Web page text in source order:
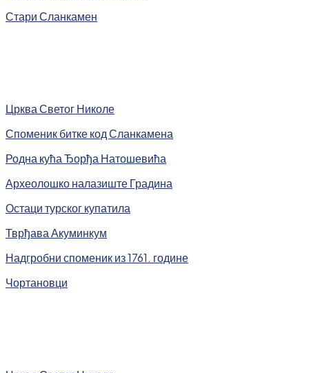
Стари Сланкамен
Црква Светог Николе
Споменик битке код Сланкамена
Родна кућа Ђорђа Натошевића
Археолошко налазиште Градина
Остаци турског купатила
Тврђава Акуминкум
Надгробни споменик из 1761. године
Чортановци